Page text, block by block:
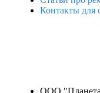
Контакты для
ООО